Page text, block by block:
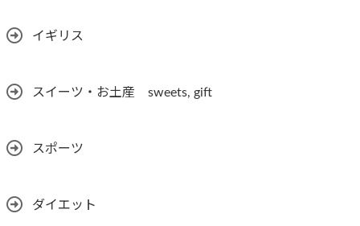
イギリス
スイーツ・お土産 sweets, gift
スポーツ
ダイエット